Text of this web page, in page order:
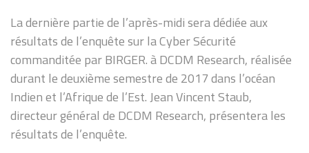
La dernière partie de l’après-midi sera dédiée aux
résultats de l’enquête sur la Cyber Sécurité
commanditée par BIRGER. à DCDM Research, réalisée
durant le deuxième semestre de 2017 dans l’océan
Indien et l’Afrique de l’Est. Jean Vincent Staub,
directeur général de DCDM Research, présentera les
résultats de l’enquête.